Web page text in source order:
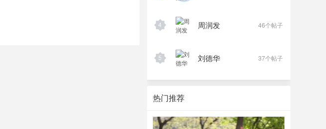
4 周润发 46个帖子
5 刘德华 37个帖子
热门推荐